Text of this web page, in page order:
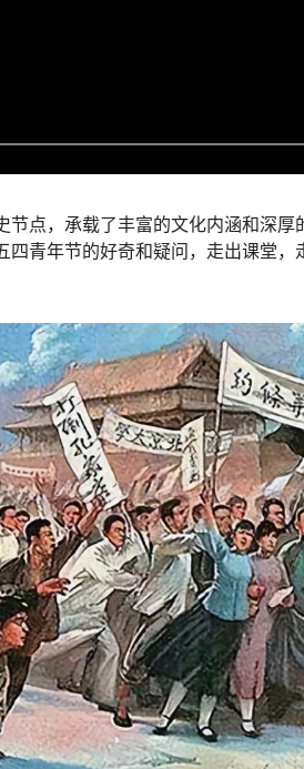
节点，承载了丰富的文化内涵和深
四青年节的好奇和疑问，走出课堂